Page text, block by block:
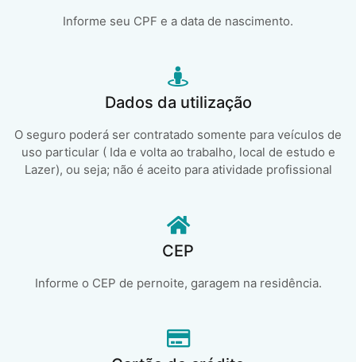
Informe seu CPF e a data de nascimento.
Dados da utilização
O seguro poderá ser contratado somente para veículos de
uso particular ( Ida e volta ao trabalho, local de estudo e
Lazer), ou seja; não é aceito para atividade profissional
CEP
Informe o CEP de pernoite, garagem na residência.